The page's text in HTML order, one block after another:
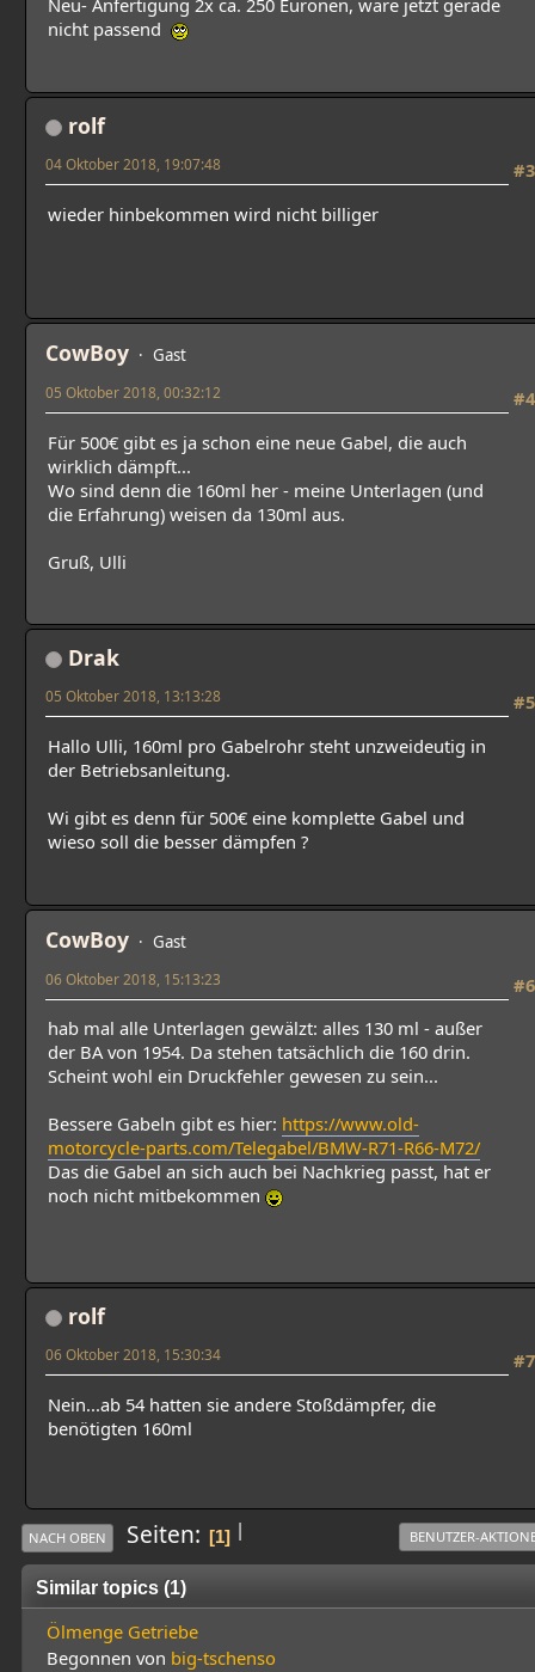
Neu- Anfertigung 2x ca. 250 Euronen, wäre jetzt gerade
nicht passend
rolf
#3
04 Oktober 2018, 19:07:48
wieder hinbekommen wird nicht billiger
CowBoy Gast
#4
05 Oktober 2018, 00:32:12
Für 500€ gibt es ja schon eine neue Gabel, die auch
wirklich dämpft...
Wo sind denn die 160ml her - meine Unterlagen (und
die Erfahrung) weisen da 130ml aus.
Gruß, Ulli
Drak
#5
05 Oktober 2018, 13:13:28
Hallo Ulli, 160ml pro Gabelrohr steht unzweideutig in
der Betriebsanleitung.
Wi gibt es denn für 500€ eine komplette Gabel und
wieso soll die besser dämpfen ?
CowBoy Gast
#6
06 Oktober 2018, 15:13:23
hab mal alle Unterlagen gewälzt: alles 130 ml - außer
der BA von 1954. Da stehen tatsächlich die 160 drin.
Scheint wohl ein Druckfehler gewesen zu sein...
Bessere Gabeln gibt es hier: https://www.old-
motorcycle-parts.com/Telegabel/BMW-R71-R66-M72/
Das die Gabel an sich auch bei Nachkrieg passt, hat er
noch nicht mitbekommen
rolf
#7
06 Oktober 2018, 15:30:34
Nein...ab 54 hatten sie andere Stoßdämpfer, die
benötigten 160ml
|
NACH OBEN Seiten 1 BENUTZER-
Similar topics (1)
Ölmenge Getriebe
Begonnen von big-tschenso